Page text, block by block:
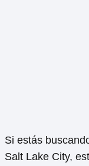
Si estás
Salt Lake City,